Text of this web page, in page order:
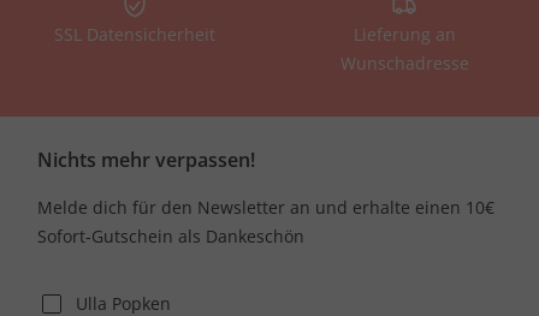
SSL Datensicherheit
Lieferung an
Wunschadresse
Nichts mehr verpassen!
Melde dich für den Newsletter an und erhalte einen 10€
Sofort-Gutschein als Dankeschön
Ulla Popken